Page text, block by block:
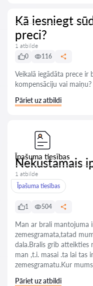
Kā iesniegt
preci?
1 atbilde
0
116
Veikalā iegādāta prece ir
kompensāciju vai maiņu?
Pāriet uz atbildi
Īpašuma tiesības
Nekustamais
1 atbilde
Īpašuma tiesības
1 504
Man ar brali mantojuma
zemesgramata,tatad
dala.Bralis grib atteikties
man ,t.i. masai .ta lai tas
zemesgramatu.Kur
Pāriet uz atbildi